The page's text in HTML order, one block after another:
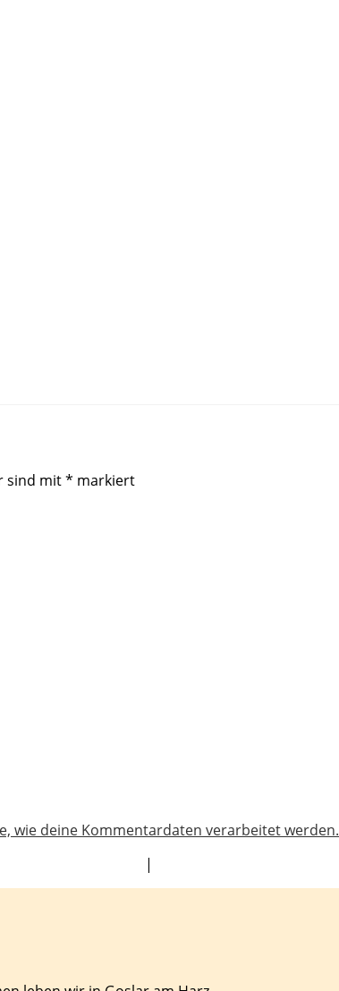
sind mit* markiert
wie deine Kommentardaten verarbeitet werden.
|